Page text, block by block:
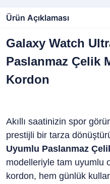
Ürün Açıklaması
Galaxy Watch
Paslanmaz Çelik
Kordon
Akıllı saatinizin spor
prestijli bir tarza
Uyumlu Paslanmaz
modelleriyle tam uyumlu
kordon, hem günlük